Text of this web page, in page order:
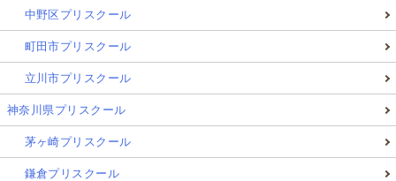
中野区プリスクール
町田市プリスクール
立川市プリスクール
神奈川県プリスクール
茅ヶ崎プリスクール
鎌倉プリスクール